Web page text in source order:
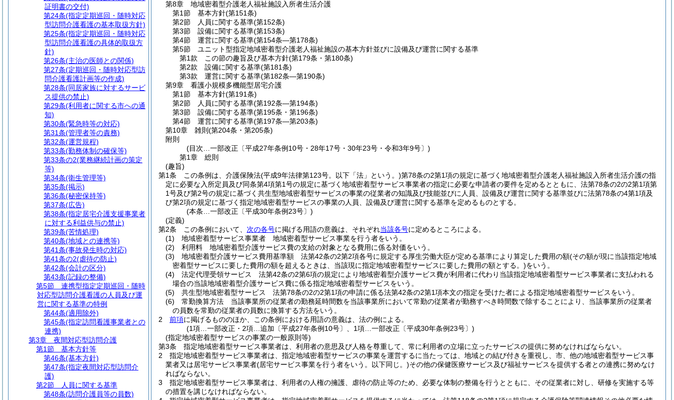
第8章
地域密着型介護老人福祉施設入所者生活介護
第1節
基本方針(第151条)
第2節
人員に関する基準(第152条)
第3節
設備に関する基準(第153条)
第4節
運営に関する基準(第154条―第178条)
第5節
ユニット型指定地域密着型介護老人福祉施設の基本方針並びに設備及び運営に関する基準
第1款
この節の趣旨及び基本方針(第179条・第180条)
第2款
設備に関する基準(第181条)
第3款
運営に関する基準(第182条―第190条)
第9章
看護小規模多機能型居宅介護
第1節
基本方針(第191条)
第2節
人員に関する基準(第192条―第194条)
第3節
設備に関する基準(第195条・第196条)
第4節
運営に関する基準(第197条―第203条)
第10章
雑則 (第204条・第205条)
附則
(目次…一部改正〔平成27年条例10号・28年17号・30年23号・令和3年9号〕)
第1章
総則
(趣旨)
第1条
この条例は、介護保険法(平成9年法律第123号。以下「法」という。)第78条の2第1項の規定に基づく地域密着型介護老人福祉施設入所者生活介護の指
定に必要な入所定員及び同条第4項第1号の規定に基づく地域密着型サービス事業者の指定に必要な申請者の要件を定めるとともに、法第78条の2の2第1項第
1号及び第2号の規定に基づく共生型地域密着型サービスの事業の従業者の知識及び技能並びに人員、設備及び運営に関する基準並びに法第78条の4第1項及
び第2項の規定に基づく指定地域密着型サービスの事業の人員、設備及び運営に関する基準を定めるものとする。
(本条…一部改正〔平成30年条例23号〕)
(定義)
第2条
この条例において、 次の各号に掲げる用語の意義は、それぞれ当該各号に定めるところによる。
(1)
地域密着型サービス事業者 地域密着型サービス事業を行う者をいう。
(2)
利用料 地域密着型介護サービス費の支給の対象となる費用に係る対価をいう。
(3)
地域密着型介護サービス費用基準額 法第42条の2第2項各号に規定する厚生労働大臣が定める基準により算定した費用の額(その額が現に当該指定地域
密着型サービスに要した費用の額を超えるときは、当該現に指定地域密着型サービスに要した費用の額とする。)をいう。
(4)
法定代理受領サービス 法第42条の2第6項の規定により地域密着型介護サービス費が利用者に代わり当該指定地域密着型サービス事業者に支払われる
場合の当該地域密着型介護サービス費に係る指定地域密着型サービスをいう。
(5)
共生型地域密着型サービス 法第78条の2の2第1項の申請に係る法第42条の2第1項本文の指定を受けた者による指定地域密着型サービスをいう。
(6)
常勤換算方法 当該事業所の従業者の勤務延時間数を当該事業所において常勤の従業者が勤務すべき時間数で除することにより、当該事業所の従業者
の員数を常勤の従業者の員数に換算する方法をいう。
2
前項に掲げるもののほか、この条例における用語の意義は、法の例による。
(1項…一部改正・2項…追加〔平成27年条例10号〕、1項…一部改正〔平成30年条例23号〕)
(指定地域密着型サービスの事業の一般原則等)
第3条
指定地域密着型サービス事業者は、利用者の意思及び人格を尊重して、常に利用者の立場に立ったサービスの提供に努めなければならない。
2
指定地域密着型サービス事業者は、指定地域密着型サービスの事業を運営するに当たっては、地域との結び付きを重視し、市、他の地域密着型サービス事
業者又は居宅サービス事業者(居宅サービス事業を行う者をいう。以下同じ。)その他の保健医療サービス及び福祉サービスを提供する者との連携に努めなけ
ればならない。
3
指定地域密着型サービス事業者は、利用者の人権の擁護、虐待の防止等のため、必要な体制の整備を行うとともに、その従業者に対し、研修を実施する等
の措置を講じなければならない。
証明書の交付)
第24条(指定定期巡回・随時対応
型訪問介護看護の基本取扱方針)
第25条(指定定期巡回・随時対応
型訪問介護看護の具体的取扱方
針)
第26条(主治の医師との関係)
第27条(定期巡回・随時対応型訪
問介護看護計画等の作成)
第28条(同居家族に対するサービ
ス提供の禁止)
第29条(利用者に関する市への通
知)
第30条(緊急時等の対応)
第31条(管理者等の責務)
第32条(運営規程)
第33条(勤務体制の確保等)
第33条の2(業務継続計画の策定
等)
第34条(衛生管理等)
第35条(掲示)
第36条(秘密保持等)
第37条(広告)
第38条(指定居宅介護支援事業者
に対する利益供与の禁止)
第39条(苦情処理)
第40条(地域との連携等)
第41条(事故発生時の対応)
第41条の2(虐待の防止)
第42条(会計の区分)
第43条(記録の整備)
第5節
連携型指定定期巡回・随時
対応型訪問介護看護の人員及び運
営に関する基準の特例
第44条(適用除外)
第45条(指定訪問看護事業者との
連携)
第3章
夜間対応型訪問介護
第1節
基本方針等
第46条(基本方針)
第47条(指定夜間対応型訪問介
護)
第2節
人員に関する基準
第48条(訪問介護員等の員数)